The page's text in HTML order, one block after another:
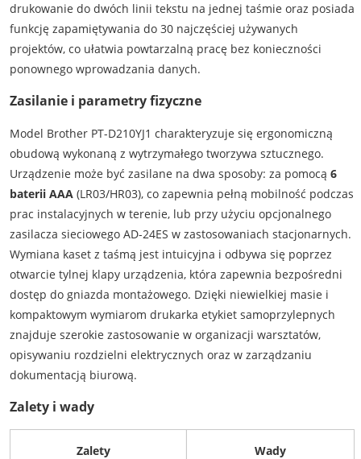
drukowanie do dwóch linii tekstu na jednej taśmie oraz posiada
funkcję zapamiętywania do 30 najczęściej używanych
projektów, co ułatwia powtarzalną pracę bez konieczności
ponownego wprowadzania danych.
Zasilanie i parametry fizyczne
Model Brother PT-D210YJ1 charakteryzuje się ergonomiczną
obudową wykonaną z wytrzymałego tworzywa sztucznego.
Urządzenie może być zasilane na dwa sposoby: za pomocą 6
baterii AAA(LR03/HR03), co zapewnia pełną mobilność podczas
prac instalacyjnych w terenie, lub przy użyciu opcjonalnego
zasilacza sieciowego AD-24ES w zastosowaniach stacjonarnych.
Wymiana kaset z taśmą jest intuicyjna i odbywa się poprzez
otwarcie tylnej klapy urządzenia, która zapewnia bezpośredni
dostęp do gniazda montażowego. Dzięki niewielkiej masie i
kompaktowym wymiarom drukarka etykiet samoprzylepnych
znajduje szerokie zastosowanie w organizacji warsztatów,
opisywaniu rozdzielni elektrycznych oraz w zarządzaniu
dokumentacją biurową.
Zalety i wady
Zalety Wady